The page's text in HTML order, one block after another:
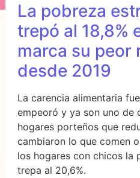
La pobreza
trepó al 18,8%
marca su peor
desde 2019
La carencia alimentaria
empeoró y ya son uno de
hogares porteños que
cambiaron lo que comen
los hogares con chicos la
trepa al 20,6%.